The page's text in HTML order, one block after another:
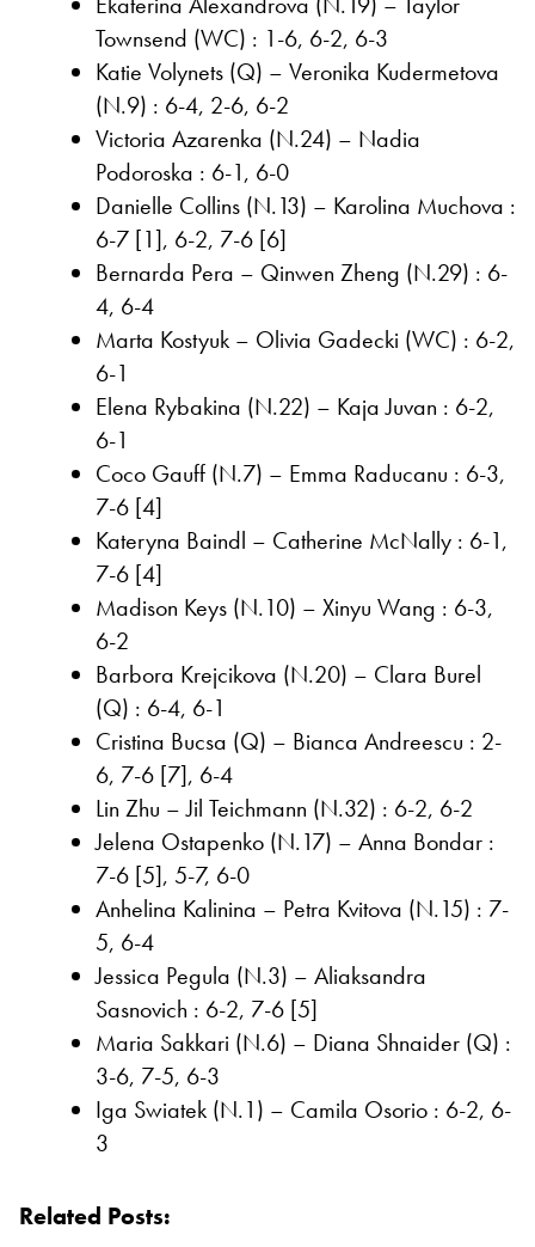
Townsend (WC) : 1-6, 6-2, 6-3
Katie Volynets (Q) – Veronika Kudermetova
(N.9) : 6-4, 2-6, 6-2
Victoria Azarenka (N.24) – Nadia
Podoroska : 6-1, 6-0
Danielle Collins (N.13) – Karolina Muchova :
6-7 [1], 6-2, 7-6 [6]
Bernarda Pera – Qinwen Zheng (N.29) : 6-
4, 6-4
Marta Kostyuk – Olivia Gadecki (WC) : 6-2,
6-1
Elena Rybakina (N.22) – Kaja Juvan : 6-2,
6-1
Coco Gauff (N.7) – Emma Raducanu : 6-3,
7-6 [4]
Kateryna Baindl – Catherine McNally : 6-1,
7-6 [4]
Madison Keys (N.10) – Xinyu Wang : 6-3,
6-2
Barbora Krejcikova (N.20) – Clara Burel
(Q) : 6-4, 6-1
Cristina Bucsa (Q) – Bianca Andreescu : 2-
6, 7-6 [7], 6-4
Lin Zhu – Jil Teichmann (N.32) : 6-2, 6-2
Jelena Ostapenko (N.17) – Anna Bondar :
7-6 [5], 5-7, 6-0
Anhelina Kalinina – Petra Kvitova (N.15) : 7-
5, 6-4
Jessica Pegula (N.3) – Aliaksandra
Sasnovich : 6-2, 7-6 [5]
Maria Sakkari (N.6) – Diana Shnaider (Q) :
3-6, 7-5, 6-3
Iga Swiatek (N.1) – Camila Osorio : 6-2, 6-
3
Related Posts: